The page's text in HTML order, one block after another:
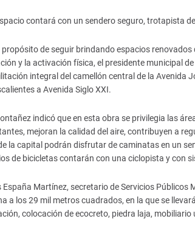
contará con un sendero seguro, trotapista
propósito de seguir brindando espacios
y la activación física, el presidente municipal
integral del camellón central de la Avenida
a Avenida Siglo XXI.
indicó que en esta obra se privilegia las
mejoran la calidad del aire, contribuyen a
la capital podrán disfrutar de caminatas en un
de bicicletas contarán con una ciclopista y con
España Martínez, secretario de Servicios Públicos
a los 29 mil metros cuadrados, en la que se
colocación de ecocreto, piedra laja, mobiliario